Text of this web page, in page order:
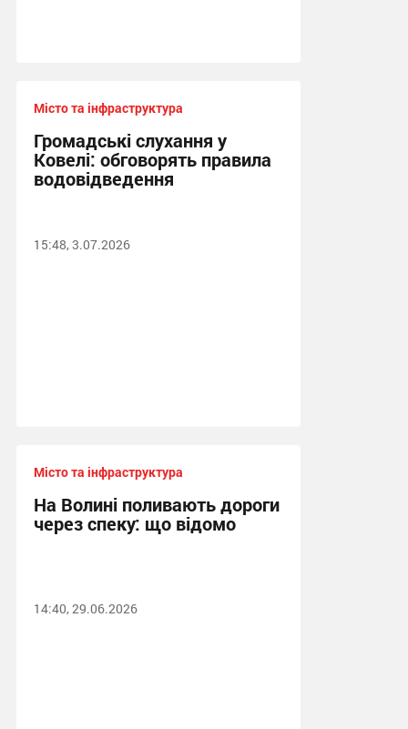
Місто та інфраструктура
Громадські слухання у
Ковелі: обговорять правила
водовідведення
15:48, 3.07.2026
Місто та інфраструктура
На Волині поливають дороги
через спеку: що відомо
14:40, 29.06.2026